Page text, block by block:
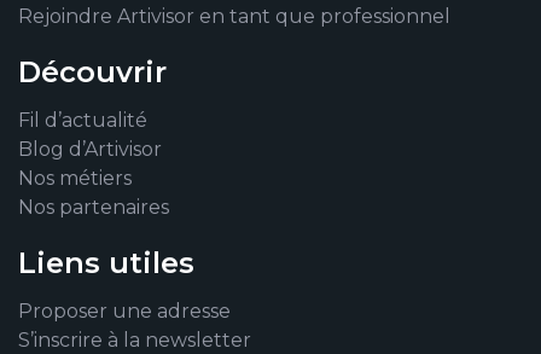
Rejoindre Artivisor en tant que professionnel
Découvrir
Fil d’actualité
Blog d’Artivisor
Nos métiers
Nos partenaires
Liens utiles
Proposer une adresse
S’inscrire à la newsletter